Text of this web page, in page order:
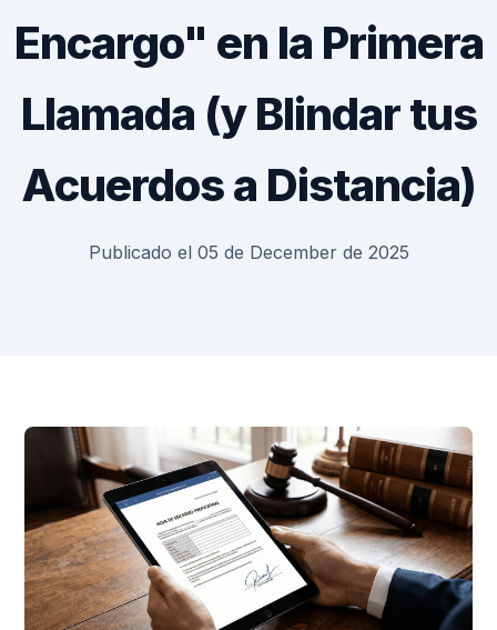
Encargo" en la Primera
Llamada (y Blindar tus
Acuerdos a Distancia)
Publicado el 05 de December de 2025